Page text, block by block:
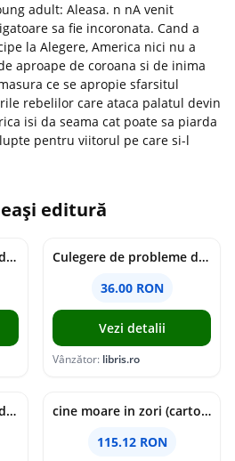
adult: Aleasa. n nA venit
sa fie incoronata. Cand a
la Alegere, America nici nu a
aproape de coroana si de inima
ce se apropie sfarsitul
rebelilor care ataca palatul devin
isi da seama cat poate sa piarda
pentru viitorul pe care si-l
editură
Culegere de probleme de matematica - Clasa 7 - Ioana Monalisa Manea
Culegere de probleme de matematica - Clasa 6 - Ioana Monalisa Manea, Cristina Neagoe
36.00 RON
Vezi detalii
Vânzător: libris.ro
Culegere de probleme de matematica - Clasa 5 - Ioana Monalisa Manea, Cristina Neagoe
cine moare in zori (cartonata) - holly jackson
115.12 RON